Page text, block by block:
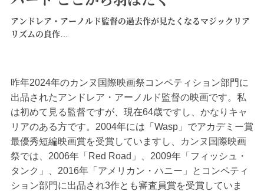
アンドレア・アーノルド監督の過去作が見たくなるマジックリア
リズムの良作…
昨年2024年のカンヌ国際映画祭コンペティション部門に
出品されたアンドレア・アーノルド監督の映画です。私
は初めて見る監督ですが、現在64歳ですし、かなりキャ
リアのある方です。2004年には「Wasp」でアカデミー賞
最優秀短編映画賞を受賞していますし、カンヌ国際映画
祭では、2006年「Red Road」、2009年「フィッシュ・
タンク」、2016年「アメリカン・ハニー」とコンペティ
ション部門に出品され3作とも審査員賞を受賞していま